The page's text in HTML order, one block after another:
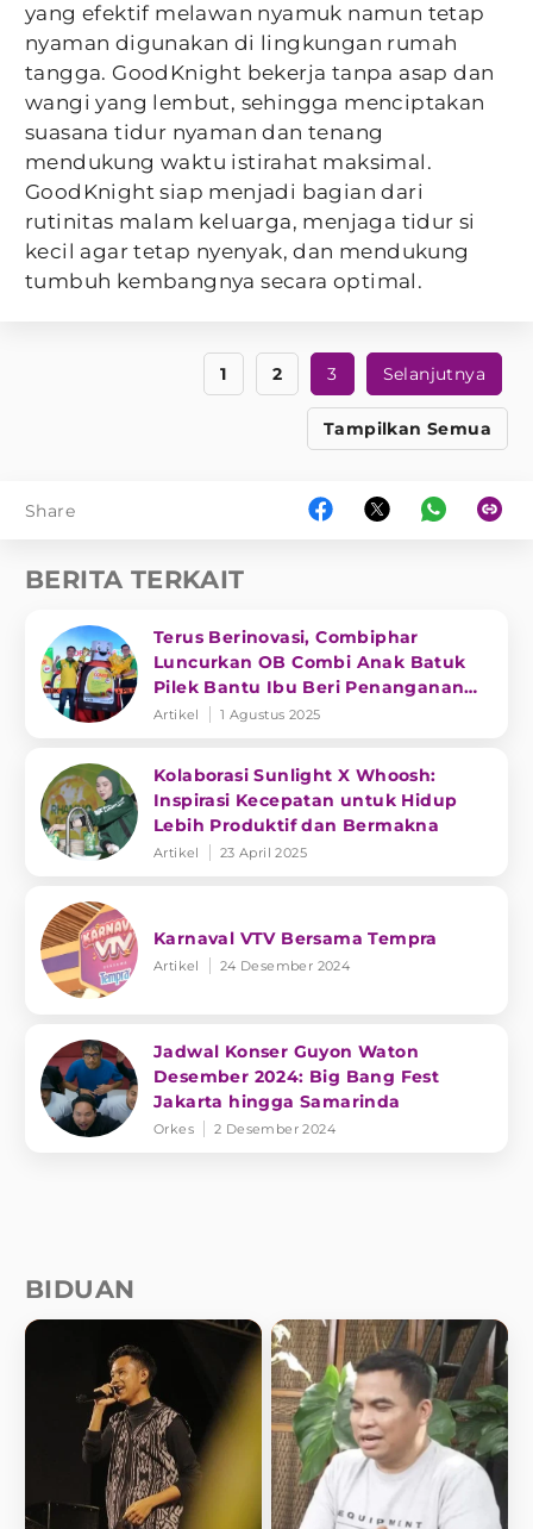
yang efektif melawan nyamuk namun tetap
nyaman digunakan di lingkungan rumah
tangga. GoodKnight bekerja tanpa asap dan
wangi yang lembut, sehingga menciptakan
suasana tidur nyaman dan tenang
mendukung waktu istirahat maksimal.
GoodKnight siap menjadi bagian dari
rutinitas malam keluarga, menjaga tidur si
kecil agar tetap nyenyak, dan mendukung
tumbuh kembangnya secara optimal.
1 2 3 Selanjutnya
Tampilkan Semua
Share
BERITA TERKAIT
Terus Berinovasi, Combiphar
Luncurkan OB Combi Anak Batuk
Pilek Bantu Ibu Beri Penanganan
Tepat
Artikel 1 Agustus 2025
Kolaborasi Sunlight X Whoosh:
Inspirasi Kecepatan untuk Hidup
Lebih Produktif dan Bermakna
Artikel 23 April 2025
Karnaval VTV Bersama Tempra
Artikel 24 Desember 2024
Jadwal Konser Guyon Waton
Desember 2024: Big Bang Fest
Jakarta hingga Samarinda
Orkes 2 Desember 2024
BIDUAN